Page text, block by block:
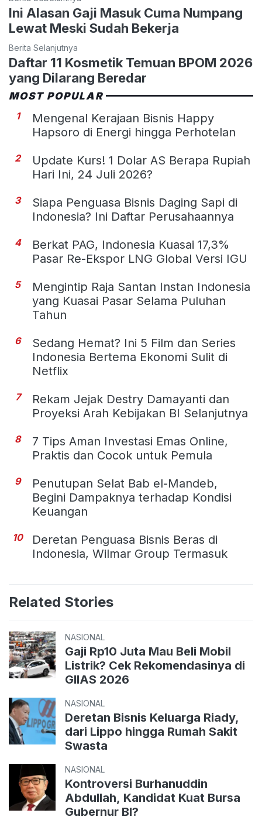
Ini Alasan Gaji Masuk Cuma Numpang
Lewat Meski Sudah Bekerja
Berita Selanjutnya
Daftar 11 Kosmetik Temuan BPOM 2026
yang Dilarang Beredar
MOST POPULAR
1
Mengenal Kerajaan Bisnis Happy
Hapsoro di Energi hingga Perhotelan
2
Update Kurs! 1 Dolar AS Berapa Rupiah
Hari Ini, 24 Juli 2026?
3
Siapa Penguasa Bisnis Daging Sapi di
Indonesia? Ini Daftar Perusahaannya
4
Berkat PAG, Indonesia Kuasai 17,3%
Pasar Re-Ekspor LNG Global Versi IGU
5
Mengintip Raja Santan Instan Indonesia
yang Kuasai Pasar Selama Puluhan
Tahun
6
Sedang Hemat? Ini 5 Film dan Series
Indonesia Bertema Ekonomi Sulit di
Netflix
7
Rekam Jejak Destry Damayanti dan
Proyeksi Arah Kebijakan BI Selanjutnya
8
7 Tips Aman Investasi Emas Online,
Praktis dan Cocok untuk Pemula
9
Penutupan Selat Bab el-Mandeb,
Begini Dampaknya terhadap Kondisi
Keuangan
10
Deretan Penguasa Bisnis Beras di
Indonesia, Wilmar Group Termasuk
Related Stories
NASIONAL
Gaji Rp10 Juta Mau Beli Mobil
Listrik? Cek Rekomendasinya di
GIIAS 2026
NASIONAL
Deretan Bisnis Keluarga Riady,
dari Lippo hingga Rumah Sakit
Swasta
NASIONAL
Kontroversi Burhanuddin
Abdullah, Kandidat Kuat Bursa
Gubernur BI?